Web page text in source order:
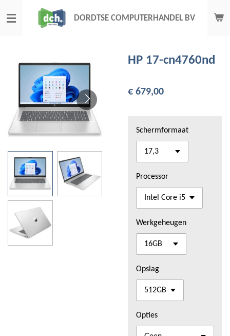
direct
DORDTSE COMPUTERHANDEL BV
HP 17-cn4760nd
€ 679,00
Schermformaat
Processor
Werkgeheugen
Opslag
Opties